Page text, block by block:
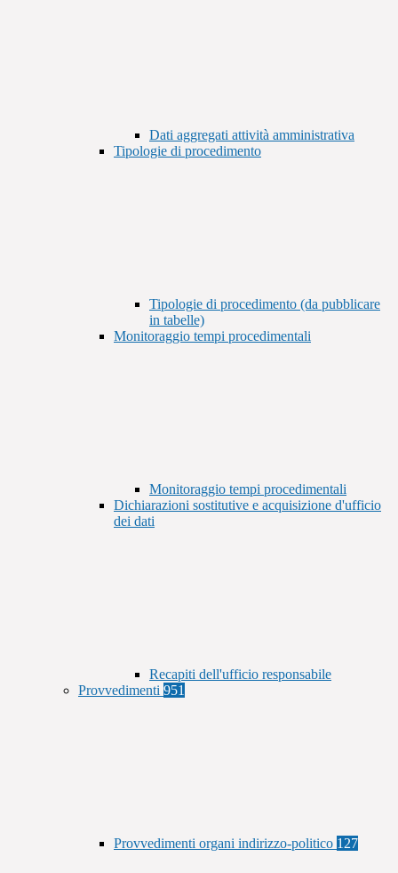
Dati aggregati attività amministrativa
Tipologie di procedimento
Tipologie di procedimento (da pubblicare
in tabelle)
Monitoraggio tempi procedimentali
Monitoraggio tempi procedimentali
Dichiarazioni sostitutive e acquisizione d'ufficio
dei dati
Recapiti dell'ufficio responsabile
Provvedimenti 951
Provvedimenti organi indirizzo-politico 127